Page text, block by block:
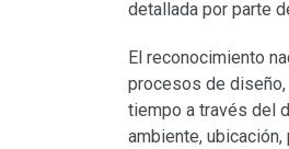
detallada por parte
El reconocimiento
procesos de diseño,
tiempo a través del
ambiente,